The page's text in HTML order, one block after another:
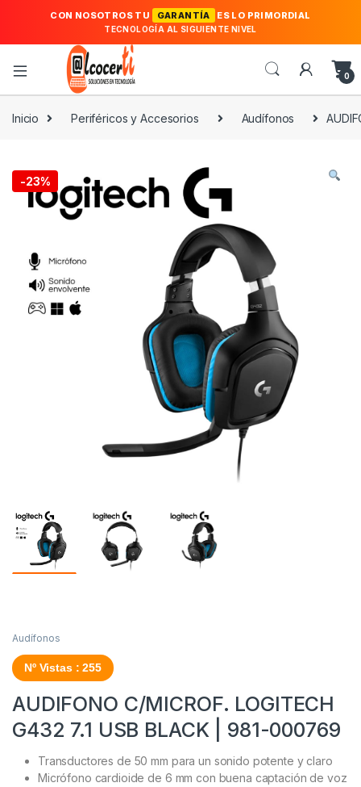
CON NOSOTROS TU GARANTÍA ES LO PRIMORDIAL
TECNOLOGÍA AL SIGUIENTE NIVEL
0
Inicio Periféricos y Accesorios Audífonos
-23%
Audífonos
Nº Vistas : 255
AUDIFONO C/MICROF. LOGITECH
G432 7.1 USB BLACK | 981-000769
Transductores de 50 mm para un sonido potente y claro
Micrófono cardioide de 6 mm con buena captación de voz